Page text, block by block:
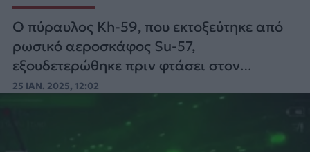
Ο πύραυλος Kh-59, που εκτοξεύτηκε από
ρωσικό αεροσκάφος Su-57,
εξουδετερώθηκε πριν φτάσει στον
επιδιωκόμενο στόχο.
25 ΙΑΝ. 2025, 12:02